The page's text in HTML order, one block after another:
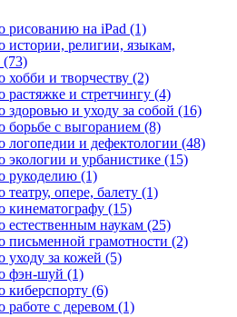
рисованию на iPad (1)
истории, религии, языкам,
(73)
хобби и творчеству (2)
растяжке и стретчингу (4)
здоровью и уходу за собой (16)
борьбе с выгоранием (8)
логопедии и дефектологии (48)
экологии и урбанистике (15)
рукоделию (1)
опере, балету (1)
кинематографу (15)
естественным наукам (25)
письменной грамотности (2)
уходу за кожей (5)
фэн-шуй (1)
киберспорту (6)
работе с деревом (1)